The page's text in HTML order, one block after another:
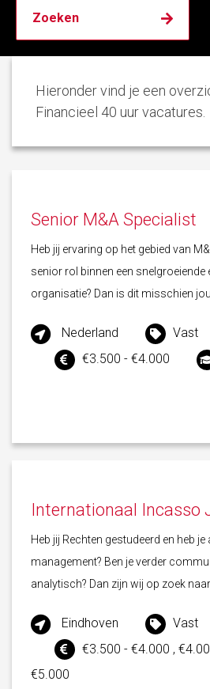
Hieronder vind je een
Financieel 40 uur vacatures.
Senior M&A Specialist
Heb jij ervaring op het gebied van
senior rol binnen een
organisatie? Dan is dit misschien
Nederland
Vast
€3.500 - €4.000
Internationaal Incasso
Heb jij Rechten gestudeerd en heb
management? Ben je verder
analytisch? Dan zijn wij op zoek
Eindhoven
Vast
€3.500 - €4.000 ,
€5.000